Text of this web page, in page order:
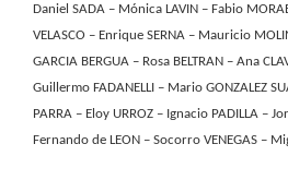
Daniel SADA – Mónica LAVIN – Fabio
VELASCO – Enrique SERNA – Mauricio
GARCIA BERGUA – Rosa BELTRAN – Ana
Guillermo FADANELLI – Mario GONZALEZ
PARRA – Eloy URROZ – Ignacio PADILLA –
Fernando de LEON – Socorro VENEGAS –